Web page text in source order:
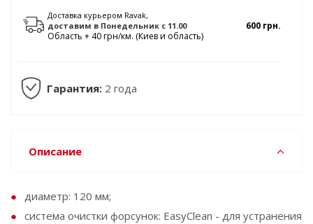
Доставка курьером Ravak,
доставим в Понедельник с 11.00
Область + 40 грн/км. (Киев и область)
600 грн.
Гарантия: 2 года
Описание
диаметр: 120 мм;
система очистки форсунок: EasyClean - для устранения